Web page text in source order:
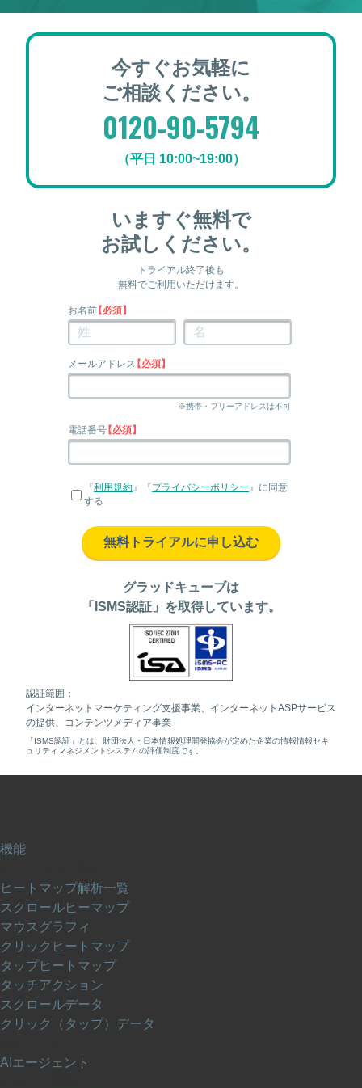
今すぐお気軽に
ご相談ください。
0120-90-5794
（平日 10:00~19:00）
グラッドキューブは
「ISMS認証」を取得しています。
認証範囲：
インターネットマーケティング支援事業、インターネットASPサービス
の提供、コンテンツメディア事業
「ISMS認証」とは、財団法人・日本情報処理開発協会が定めた企業の情報情報セキ
ュリティマネジメントシステムの評価制度です。
いますぐ無料で
お試しください。
トライアル終了後も
無料でご利用いただけます。
お名前【必須】
メールアドレス【必須】
※携帯・フリーアドレスは不可
電話番号【必須】
『利用規約』『プライバシーポリシー 』に同意
する
無料トライアルに申し込む
機能
ヒートマップ解析一覧
スクロールヒーマップ
マウスグラフィ
クリックヒートマップ
タップヒートマップ
タッチアクション
スクロールデータ
クリック（タップ）データ
AIエージェント